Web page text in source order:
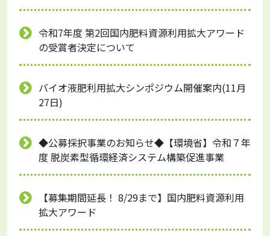
令和7年度 第2回国内肥料資源利用拡大アワード
の受賞者決定について
バイオ液肥利用拡大シンポジウム開催案内(11月
27日)
◆公募採択事業のお知らせ◆【環境省】令和７年
度 脱炭素型循環経済システム構築促進事業
【募集期間延長！ 8/29まで】国内肥料資源利用
拡大アワード